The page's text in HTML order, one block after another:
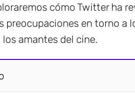
cómo Twitter ha
preocupaciones en torno a
los amantes del cine.